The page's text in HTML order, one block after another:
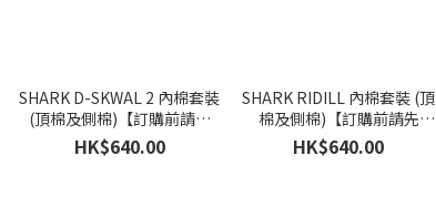
SHARK D-SKWAL 2 內棉套裝
(頂棉及側棉)【訂購前請先
WhatsApp (852) 6461 2698
查詢】
HK$640.00
SHARK RIDILL 內棉套裝 (頂
棉及側棉)【訂購前請先
WhatsApp (852) 6461 2698
查詢】
HK$640.00